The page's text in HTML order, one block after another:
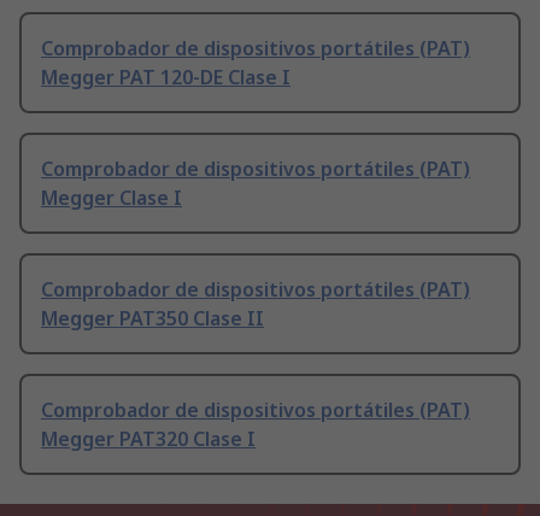
Comprobador de dispositivos portátiles (PAT)
Megger PAT 120-DE Clase I
Comprobador de dispositivos portátiles (PAT)
Megger Clase I
Comprobador de dispositivos portátiles (PAT)
Megger PAT350 Clase II
Comprobador de dispositivos portátiles (PAT)
Megger PAT320 Clase I